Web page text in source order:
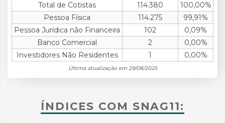
Total de Cotistas 114.380
100,00%
Pessoa Física
114.275
99,91%
Pessoa Jurídica não Financeira
102
0,09%
Banco Comercial
2
0,00%
Investidores Não Residentes
1 0,00%
Última atualização em 29/08/2025
ÍNDICES COM SNAG11: